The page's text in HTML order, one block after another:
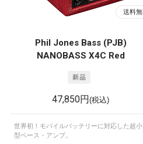
Phil Jones Bass (PJB)
NANOBASS X4C Red
47,850円(税込)
世界初！モバイルバッテリーに対応した超小
型ベース・アンプ。